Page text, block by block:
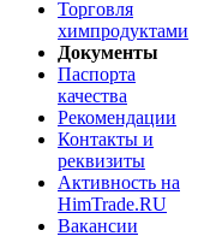
Торговля
химпродуктами
Документы
Паспорта
качества
Рекомендации
Контакты и
реквизиты
Активность на
HimTrade.RU
Вакансии